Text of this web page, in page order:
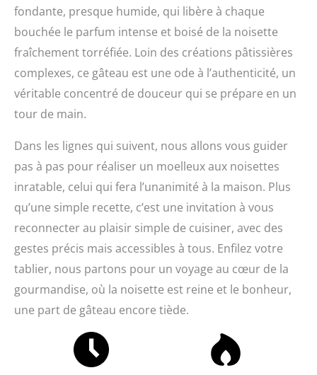
fondante, presque humide, qui libère à chaque
bouchée le parfum intense et boisé de la noisette
fraîchement torréfiée. Loin des créations pâtissières
complexes, ce gâteau est une ode à l’authenticité, un
véritable concentré de douceur qui se prépare en un
tour de main.
Dans les lignes qui suivent, nous allons vous guider
pas à pas pour réaliser un moelleux aux noisettes
inratable, celui qui fera l’unanimité à la maison. Plus
qu’une simple recette, c’est une invitation à vous
reconnecter au plaisir simple de cuisiner, avec des
gestes précis mais accessibles à tous. Enfilez votre
tablier, nous partons pour un voyage au cœur de la
gourmandise, où la noisette est reine et le bonheur,
une part de gâteau encore tiède.